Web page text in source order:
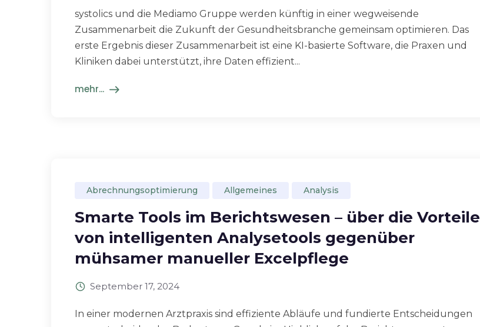
systolics und die Mediamo Gruppe werden künftig in einer wegweisende
Zusammenarbeit die Zukunft der Gesundheitsbranche gemeinsam optimieren. Das
erste Ergebnis dieser Zusammenarbeit ist eine KI-basierte Software, die Praxen und
Kliniken dabei unterstützt, ihre Daten effizient...
mehr...
Abrechnungsoptimierung Allgemeines Analysis
Smarte Tools im Berichtswesen – über die Vorteile
von intelligenten Analysetools gegenüber
mühsamer manueller Excelpflege
September 17, 2024
In einer modernen Arztpraxis sind effiziente Abläufe und fundierte Entscheidungen